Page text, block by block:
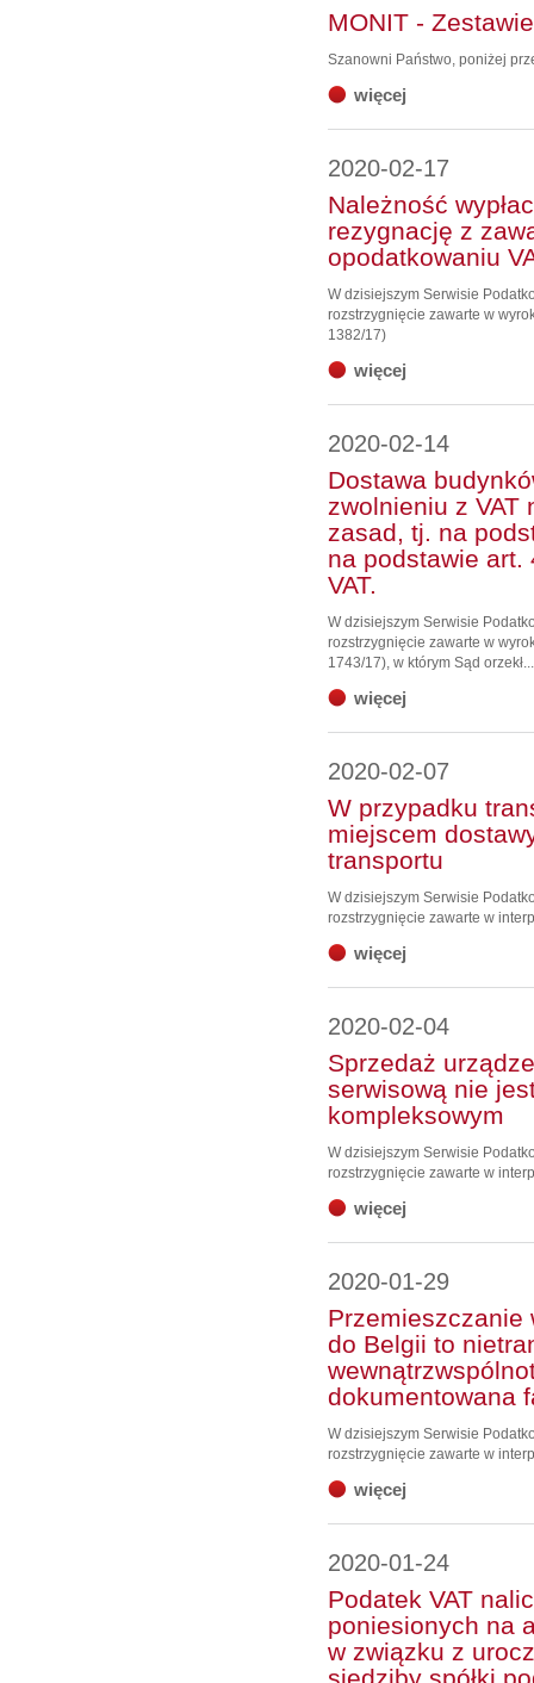
MONIT -
Szanowni Państwo, poniżej
więcej
2020-02-17
Należność
rezygnację z
opodatkowaniu
W dzisiejszym Serwisie
rozstrzygnięcie zawarte w
1382/17)
więcej
2020-02-14
Dostawa
zwolnieniu z VAT
zasad, tj. na
na podstawie art.
VAT.
W dzisiejszym Serwisie
rozstrzygnięcie zawarte w
1743/17), w którym Sąd orzekł...
więcej
2020-02-07
W przypadku
miejscem
transportu
W dzisiejszym Serwisie
rozstrzygnięcie zawarte w
więcej
2020-02-04
Sprzedaż
serwisową nie
kompleksowym
W dzisiejszym Serwisie
rozstrzygnięcie zawarte w
więcej
2020-01-29
Przemieszczanie
do Belgii to
dokumentowana
W dzisiejszym Serwisie
rozstrzygnięcie zawarte w
więcej
2020-01-24
Podatek VAT
poniesionych na
w związku z